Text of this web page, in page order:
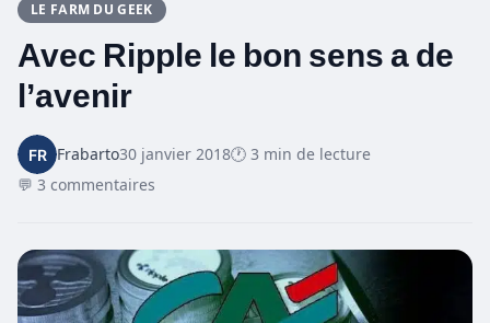
LE FARM DU GEEK
Avec Ripple le bon sens a de
l’avenir
Frabarto30 janvier 2018🕐 3 min de lecture
💬 3 commentaires